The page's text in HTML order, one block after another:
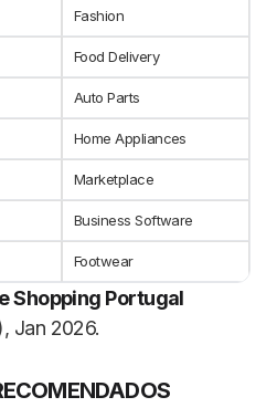
Fashion
Food Delivery
Auto Parts
Home Appliances
Marketplace
Business Software
Footwear
Shopping Portugal
Jan 2026.